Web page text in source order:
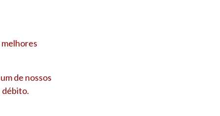
de nossos
débito.